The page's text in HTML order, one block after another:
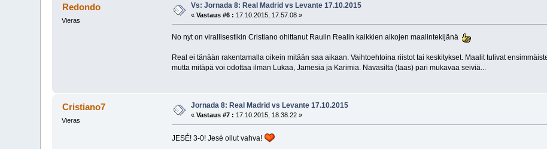
Redondo
Vieras
Vs: Jornada 8: Real Madrid vs Levante 17.10.2015
«Vastaus #6 : 17.10.2015, 17.57.08 »
No nyt on virallisestikin Cristiano ohittanut Raulin Realin kaikkien aikojen maalintekijänä
Real ei tänään rakentamalla oikein mitään saa aikaan. Vaihtoehtoina riistot tai keskitykset. Maalit tulivat
mutta mitäpä voi odottaa ilman Lukaa, Jamesia ja Karimia. Navasilta (taas) pari mukavaa seiviä...
Cristiano7
Vieras
Jornada 8: Real Madrid vs Levante 17.10.2015
«Vastaus #7 : 17.10.2015, 18.38.22 »
JESÉ! 3-0! Jesé ollut vahva!